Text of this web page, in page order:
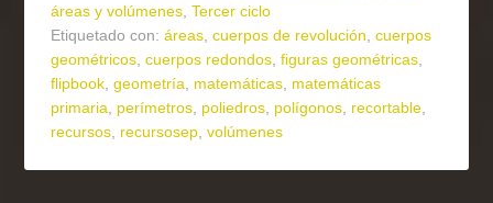
áreas y volúmenes,Tercer ciclo
Etiquetado con:áreas,cuerpos de revolución,cuerpos
geométricos,cuerpos redondos,figuras geométricas,
flipbook,geometría, matemáticas, matemáticas
primaria, perímetros, poliedros, polígonos, recortable,
recursos, recursosep,volúmenes